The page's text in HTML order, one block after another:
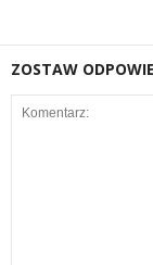
ZOSTAW